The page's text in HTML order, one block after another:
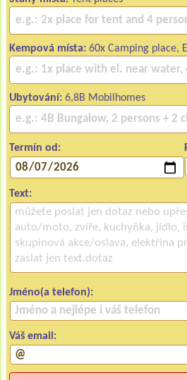
Kempová místa: 60x Camping place,
Ubytování: 6,8B Mobilhomes
Termín od:
Text:
Jméno(a telefon):
Váš email: